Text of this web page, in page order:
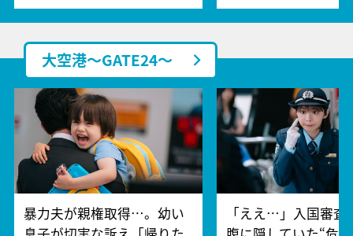
大空港～GATE24～
暴力夫が親権取得…。幼い
「ええ…」入国審査